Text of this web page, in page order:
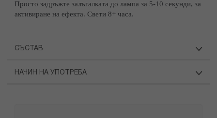
Просто задръжте залъгалката до лампа за 5-10 секунди, за
активиране на ефекта. Свети 8+ часа.
СЪСТАВ
НАЧИН НА УПОТРЕБА